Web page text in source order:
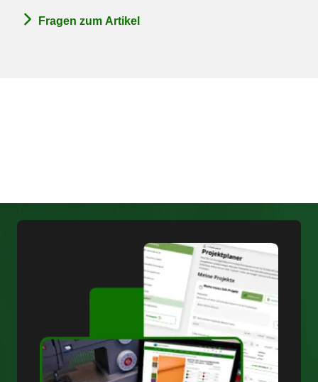
Fragen zum Artikel